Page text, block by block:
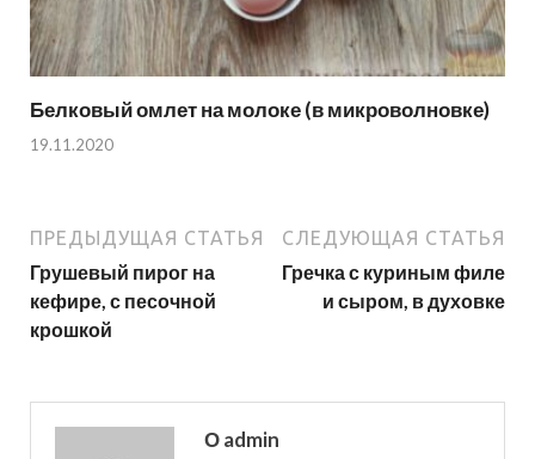
Белковый омлет на молоке (в микроволновке)
19.11.2020
ПРЕДЫДУЩАЯ СТАТЬЯ
Грушевый пирог на
кефире, с песочной
крошкой
СЛЕДУЮЩАЯ СТАТЬЯ
Гречка с куриным филе
и сыром, в духовке
О admin